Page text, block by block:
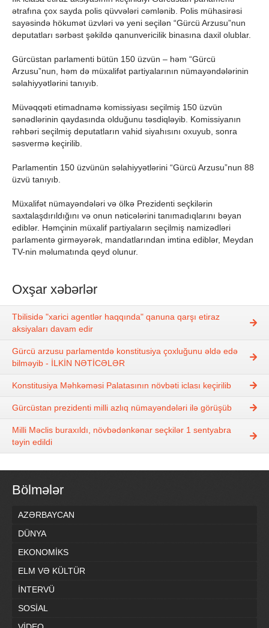
ətrafına çox sayda polis qüvvələri cəmlənib. Polis mühasirəsi
sayəsində hökumət üzvləri və yeni seçilən “Gürcü Arzusu”nun
deputatları sərbəst şəkildə qanunvericilik binasına daxil olublar.
Gürcüstan parlamenti bütün 150 üzvün – həm “Gürcü
Arzusu”nun, həm də müxalifət partiyalarının nümayəndələrinin
səlahiyyətlərini tanıyıb.
Müvəqqəti etimadnamə komissiyası seçilmiş 150 üzvün
sənədlərinin qaydasında olduğunu təsdiqləyib. Komissiyanın
rəhbəri seçilmiş deputatların vahid siyahısını oxuyub, sonra
səsvermə keçirilib.
Parlamentin 150 üzvünün səlahiyyətlərini “Gürcü Arzusu”nun 88
üzvü tanıyıb.
Müxalifət nümayəndələri və ölkə Prezidenti seçkilərin
saxtalaşdırıldığını və onun nəticələrini tanımadıqlarını bəyan
ediblər. Həmçinin müxalif partiyaların seçilmiş namizədləri
parlamentə girməyərək, mandatlarından imtina ediblər, Meydan
TV-nin məlumatında qeyd olunur.
Oxşar xəbərlər
Tbilisidə "xarici agentlər haqqında" qanuna qarşı etiraz
aksiyaları davam edir
Gürcü arzusu parlamentdə konstitusiya çoxluğunu əldə edə
bilməyib - İLKİN NƏTİCƏLƏR
Konstitusiya Məhkəməsi Palatasının növbəti iclası keçirilib
Gürcüstan prezidenti milli azlıq nümayəndələri ilə görüşüb
Milli Məclis buraxıldı, növbədənkənar seçkilər 1 sentyabra
təyin edildi
Bölmələr
AZƏRBAYCAN
DÜNYA
EKONOMİKS
ELM VƏ KÜLTÜR
İNTERVÜ
SOSİAL